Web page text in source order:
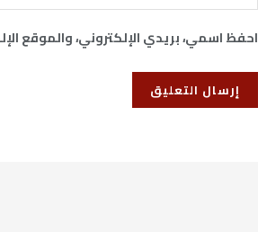
احفظ اسمي، بريدي الإلكتروني، والموقع